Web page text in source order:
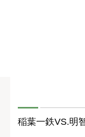
稲葉一鉄VS.明